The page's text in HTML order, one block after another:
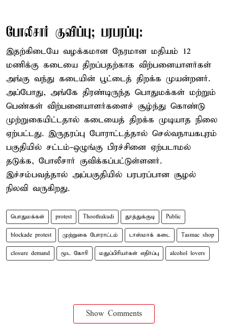
போலீசார் குவிப்பு; பரபரப்பு:
இதற்கிடையே வழக்கமான நேரமான மதியம் 12
மணிக்கு கடையை திறப்பதற்காக விற்பனையாளர்கள்
அங்கு வந்து கடையின் பூட்டைத் திறக்க முயன்றனர்.
அப்போது, அங்கே திரண்டிருந்த பொதுமக்கள் மற்றும்
பெண்கள் விற்பனையாளர்களைச் சூழ்ந்து கொண்டு
முற்றுகையிட்டதால் கடையைத் திறக்க முடியாத நிலை
ஏற்பட்டது. இருதரப்பு போராட்டத்தால் செல்வநாயகபுரம்
பகுதியில் சட்டம்-ஒழுங்கு பிரச்சினை ஏற்படாமல்
தடுக்க, போலீசார் குவிக்கப்பட்டுள்ளனர்.
இச்சம்பவத்தால் அப்பகுதியில் பரபரப்பான சூழல்
நிலவி வருகிறது.
பொதுமக்கள் protest Thoothukudi தூத்துக்குடி Public
blockade protest முற்றுகை போராட்டம் டாஸ்மாக் கடை Tasmac shop
closure demand மூட கோரி மதுப்பிரியர்கள் எதிர்ப்பு alcohol lovers
Show Comments